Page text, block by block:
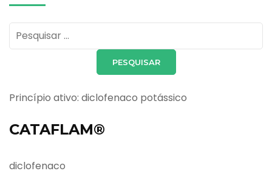
Pesquisar
por:
Princípio ativo: diclofenaco potássico
CATAFLAM®
diclofenaco